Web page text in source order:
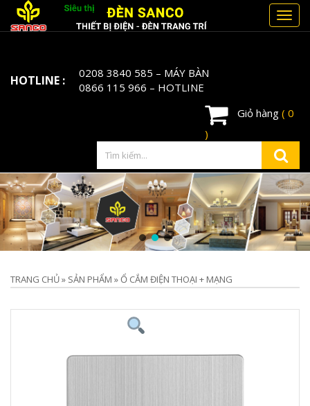
HOTLINE : 0208 3840 585 – MÁY BÀN
0866 115 966 – HOTLINE
Giỏ hàng ( 0
)
TRANG CHỦ» SẢN PHẨM »Ổ CẮM ĐIỆN THOẠI + MẠNG